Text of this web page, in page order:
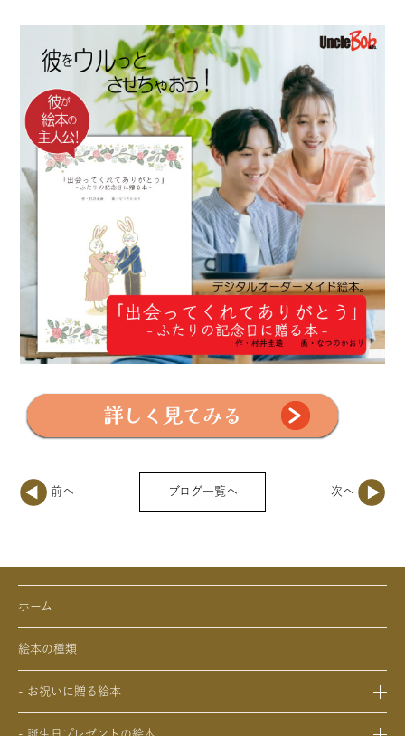
ブログ一覧へ
ホーム
絵本の種類
- お祝いに贈る絵本